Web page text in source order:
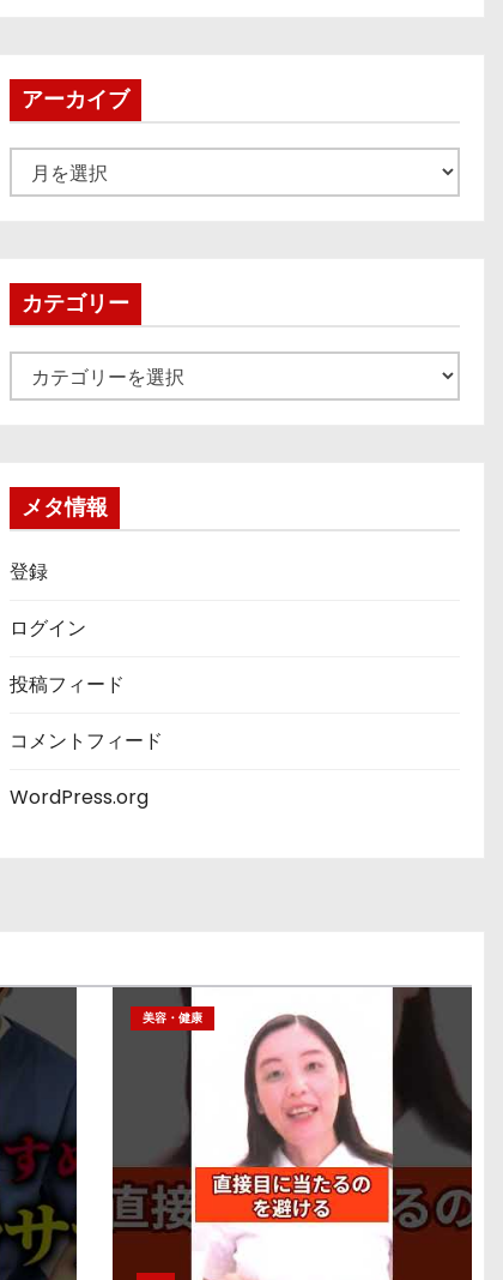
アーカイブ
ー
ブカテゴリー
テ
メタ情報
登録
ログイン
投稿フィード
コメントフィード
WordPress.org
美容・健康